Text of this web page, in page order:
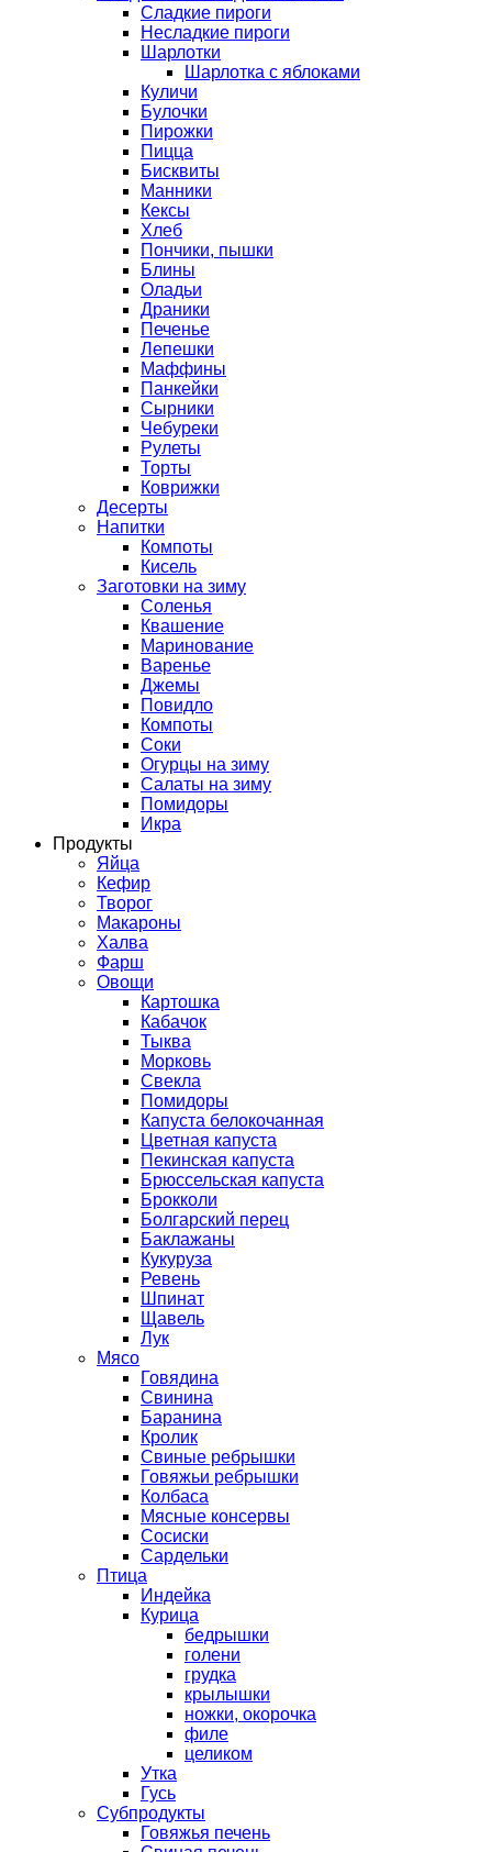
Сладкие пироги
Несладкие пироги
Шарлотки
Шарлотка с яблоками
Куличи
Булочки
Пирожки
Пицца
Бисквиты
Манники
Кексы
Хлеб
Пончики, пышки
Блины
Оладьи
Драники
Печенье
Лепешки
Маффины
Панкейки
Сырники
Чебуреки
Рулеты
Торты
Коврижки
Десерты
Напитки
Компоты
Кисель
Заготовки на зиму
Соленья
Квашение
Маринование
Варенье
Джемы
Повидло
Компоты
Соки
Огурцы на зиму
Салаты на зиму
Помидоры
Икра
Продукты
Яйца
Кефир
Творог
Макароны
Халва
Фарш
Овощи
Картошка
Кабачок
Тыква
Морковь
Свекла
Помидоры
Капуста белокочанная
Цветная капуста
Пекинская капуста
Брюссельская капуста
Брокколи
Болгарский перец
Баклажаны
Кукуруза
Ревень
Шпинат
Щавель
Лук
Мясо
Говядина
Свинина
Баранина
Кролик
Свиные ребрышки
Говяжьи ребрышки
Колбаса
Мясные консервы
Сосиски
Сардельки
Птица
Индейка
Курица
бедрышки
голени
грудка
крылышки
ножки, окорочка
филе
целиком
Утка
Гусь
Субпродукты
Говяжья печень